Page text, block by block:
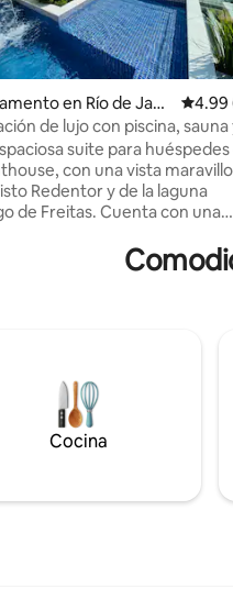
en Río de Jane
4.99
de lujo con piscina, sauna
suite para huéspedes
con una vista
Redentor y de la laguna
de Freitas. Cuenta con una
un medio baño, una sauna
con ducha, cocina, parrilla para
bici Rodrigo de Freitas
a pie desde los Jardines
a 10 minutos en auto de
Leblon e Ipanema.
Cocina